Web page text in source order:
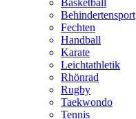
Basketball
Behindertensport
Fechten
Handball
Karate
Leichtathletik
Rhönrad
Rugby
Taekwondo
Tennis